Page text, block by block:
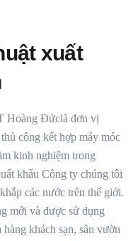
xuất
Đứclà đơn vị
công kết hợp máy móc
kinh nghiệm trong
khẩu Công ty chúng tôi
các nước trên thế giới.
mới và được sử dụng
khách sạn, sân vườn